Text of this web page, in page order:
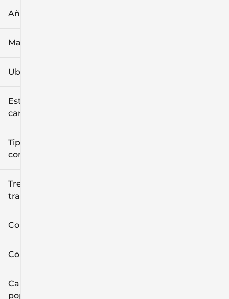
Año
Marca
Ubicación
Estilo de
carrocería
Tipo de
combustible
Tren de
tracción
Color exterior
Color interior
Características
populares